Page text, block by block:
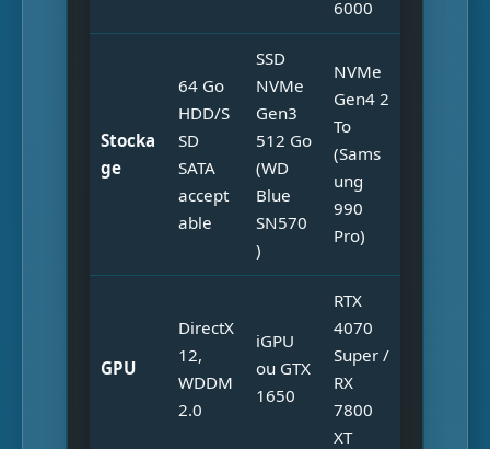
6000
Stocka
ge
64 Go
HDD/S
SD
SATA
accept
able
SSD
NVMe
Gen3
512 Go
(WD
Blue
SN570
)
NVMe
Gen4 2
To
(Sams
ung
990
Pro)
GPU
DirectX
12,
WDDM
2.0
iGPU
ou GTX
1650
RTX
4070
Super /
RX
7800
XT